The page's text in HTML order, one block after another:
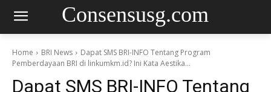
Consensusg.com
Home BRI News
Dapat SMS BRI-INFO Tentang Program
Pemberdayaan BRI di linkumkm.id? Ini Kata Aestika...
Dapat SMS BRI-INFO Tentang